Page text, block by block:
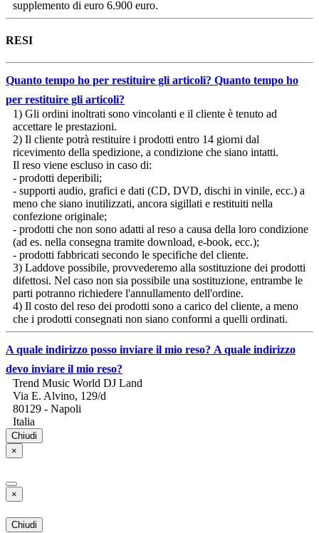
supplemento di euro 6.900 euro.
RESI
Quanto tempo ho per restituire gli articoli? Quanto tempo ho
per restituire gli articoli?
1) Gli ordini inoltrati sono vincolanti e il cliente è tenuto ad
accettare le prestazioni.
2) Il cliente potrà restituire i prodotti entro 14 giorni dal
ricevimento della spedizione, a condizione che siano intatti.
Il reso viene escluso in caso di:
- prodotti deperibili;
- supporti audio, grafici e dati (CD, DVD, dischi in vinile, ecc.) a
meno che siano inutilizzati, ancora sigillati e restituiti nella
confezione originale;
- prodotti che non sono adatti al reso a causa della loro condizione
(ad es. nella consegna tramite download, e-book, ecc.);
- prodotti fabbricati secondo le specifiche del cliente.
3) Laddove possibile, provvederemo alla sostituzione dei prodotti
difettosi. Nel caso non sia possibile una sostituzione, entrambe le
parti potranno richiedere l'annullamento dell'ordine.
4) Il costo del reso dei prodotti sono a carico del cliente, a meno
che i prodotti consegnati non siano conformi a quelli ordinati.
A quale indirizzo posso inviare il mio reso? A quale indirizzo
devo inviare il mio reso?
Trend Music World DJ Land
Via E. Alvino, 129/d
80129 - Napoli
Italia
Chiudi
×
×
Chiudi